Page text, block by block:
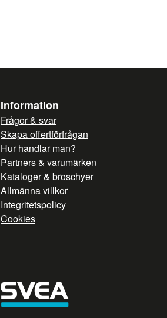
Information
Frågor & svar
Skapa offertförfrågan
Hur handlar man?
Partners & varumärken
Kataloger & broschyer
Allmänna villkor
Integritetspolicy
Cookies